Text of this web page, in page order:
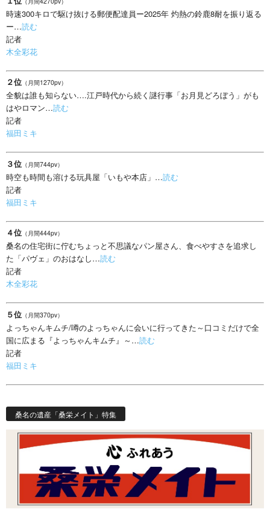
時速300キロで駆け抜ける郵便配達員ー2025年 灼熱の鈴鹿8耐を振り返る
ー…読む
記者
木全彩花
２位 （月間1270pv）
全貌は誰も知らない….江戸時代から続く謎行事「お月見どろぼう」がも
はやロマン…読む
記者
福田ミキ
３位 （月間744pv）
時空も時間も溶ける玩具屋「いもや本店」…読む
記者
福田ミキ
４位 （月間444pv）
桑名の住宅街に佇むちょっと不思議なパン屋さん、食べやすさを追求し
た「パヴェ」のおはなし…読む
記者
木全彩花
５位 （月間370pv）
よっちゃんキムチ/噂のよっちゃんに会いに行ってきた～口コミだけで全
国に広まる『よっちゃんキムチ』～…読む
記者
福田ミキ
桑名の遺産「桑栄メイト」特集